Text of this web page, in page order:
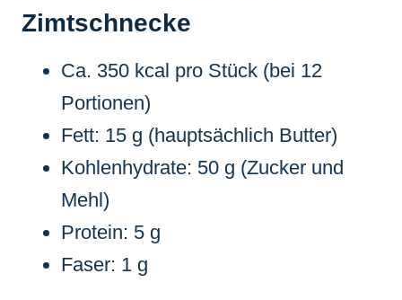
Zimtschnecke
Ca. 350 kcal pro Stück (bei 12
Portionen)
Fett: 15 g (hauptsächlich Butter)
Kohlenhydrate: 50 g (Zucker und
Mehl)
Protein: 5 g
Faser: 1 g